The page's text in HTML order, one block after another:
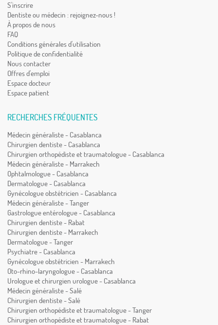
S'inscrire
Dentiste ou médecin : rejoignez-nous !
À propos de nous
FAQ
Conditions générales d'utilisation
Politique de confidentialité
Nous contacter
Offres d'emploi
Espace docteur
Espace patient
RECHERCHES FRÉQUENTES
Médecin généraliste - Casablanca
Chirurgien dentiste - Casablanca
Chirurgien orthopédiste et traumatologue - Casablanca
Médecin généraliste - Marrakech
Ophtalmologue - Casablanca
Dermatologue - Casablanca
Gynécologue obstétricien - Casablanca
Médecin généraliste - Tanger
Gastrologue entérologue - Casablanca
Chirurgien dentiste - Rabat
Chirurgien dentiste - Marrakech
Dermatologue - Tanger
Psychiatre - Casablanca
Gynécologue obstétricien - Marrakech
Oto-rhino-laryngologue - Casablanca
Urologue et chirurgien urologue - Casablanca
Médecin généraliste - Salé
Chirurgien dentiste - Salé
Chirurgien orthopédiste et traumatologue - Tanger
Chirurgien orthopédiste et traumatologue - Rabat